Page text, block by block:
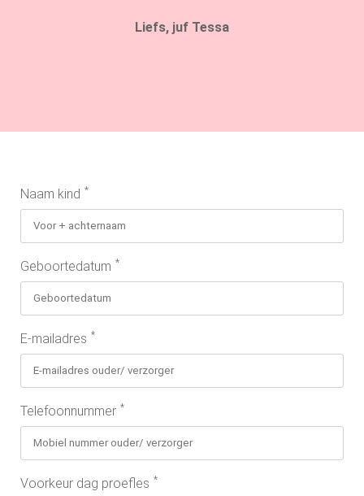
Liefs, juf Tessa
Naam kind *
Geboortedatum *
E-mailadres *
Telefoonnummer *
Voorkeur dag proefles *